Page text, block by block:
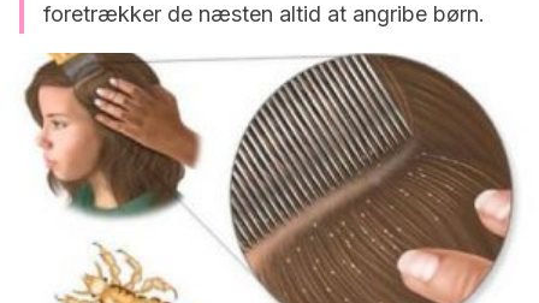
foretrækker de næsten altid at angribe børn.